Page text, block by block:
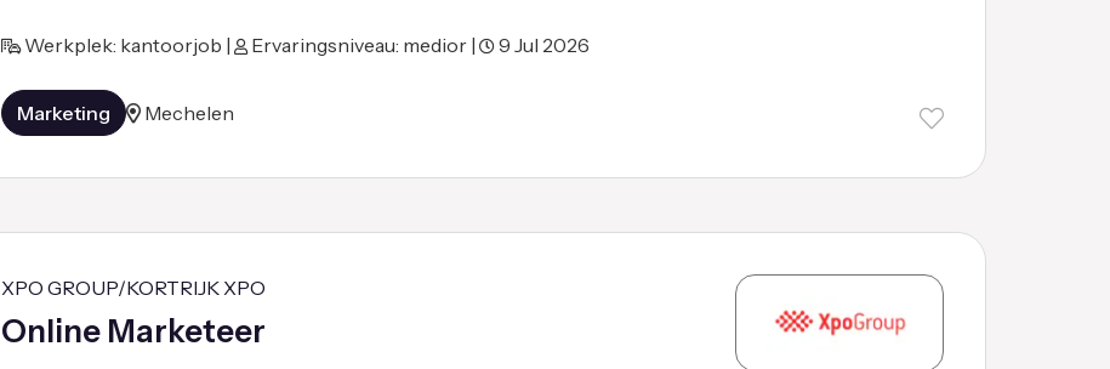
Werkplek: kantoorjob | Ervaringsniveau: medior | 9 Jul 2026
Marketing Mechelen
XPO GROUP/KORTRIJK XPO
Online Marketeer